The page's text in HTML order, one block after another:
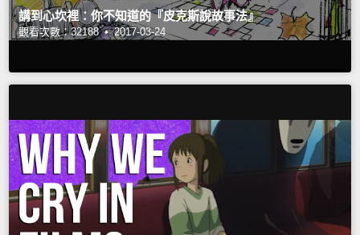
講到心坎裡：你不知道的『皮克斯說故事法』
觀看次數：32188 • 2017-03-24